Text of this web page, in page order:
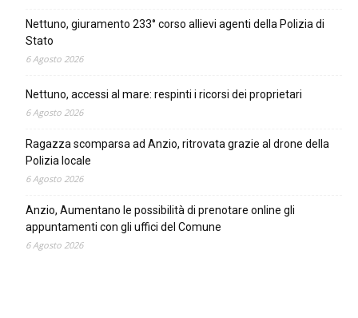
Nettuno, giuramento 233° corso allievi agenti della Polizia di
Stato
6 Agosto 2026
Nettuno, accessi al mare: respinti i ricorsi dei proprietari
6 Agosto 2026
Ragazza scomparsa ad Anzio, ritrovata grazie al drone della
Polizia locale
6 Agosto 2026
Anzio, Aumentano le possibilità di prenotare online gli
appuntamenti con gli uffici del Comune
6 Agosto 2026